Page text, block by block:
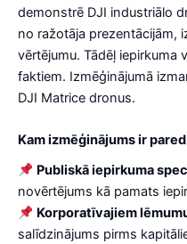
demonstrē DJI industriālo
no ražotāja prezentācijām,
vērtējumu. Tādēļ iepirkuma
faktiem. Izmēģinājumā
DJI Matrice dronus.
Kam izmēģinājums ir
Publiskā iepirkuma
novērtējums kā pamats
Korporatīvajiem
salīdzinājums pirms